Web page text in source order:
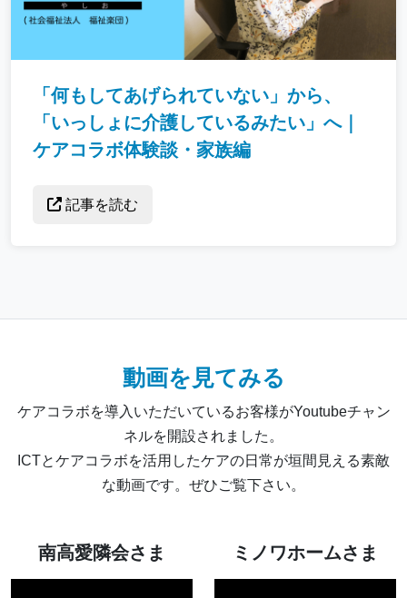
「何もしてあげられていない」から、
「いっしょに介護しているみたい」へ｜
ケアコラボ体験談・家族編
記事を読む
動画を見てみる
ケアコラボを導入いただいているお客様がYoutubeチャン
ネルを開設されました。
ICTとケアコラボを活用したケアの日常が垣間見える素敵
な動画です。ぜひご覧下さい。
南高愛隣会さま ミノワホームさま